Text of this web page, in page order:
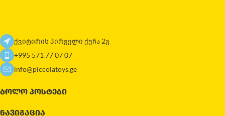
ქვიტირის პირველი ქუჩა 2გ
+995 571 77 07 07
info@piccolatoys.ge
ᲑᲝᲚᲝ ᲞᲝᲡᲢᲔᲑᲘ
ᲜᲐᲕᲘᲒᲐᲪᲘᲐ